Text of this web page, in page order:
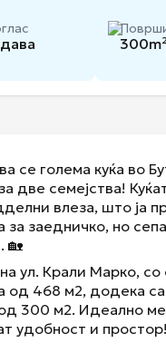
300
се голема куќа во
две семејства!
влеза, што ја
за заедничко, но
🏡
ул. Крали Марко, со
од 468 м2, додека
300 м2. Идеално
удобност и